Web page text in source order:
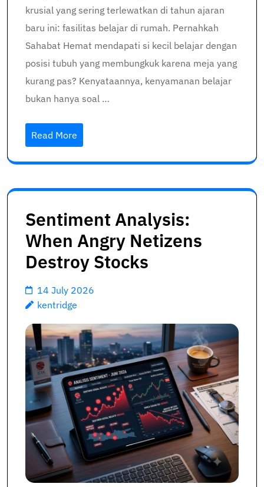
krusial yang sering terlewatkan di tahun ajaran
baru ini: fasilitas belajar di rumah. Pernahkah
Sahabat Hemat mendapati si kecil belajar dengan
posisi tubuh yang membungkuk karena meja yang
kurang pas? Kenyataannya, kenyamanan belajar
bukan hanya soal …
Read More
Sentiment Analysis:
When Angry Netizens
Destroy Stocks
14 July 2026
kentridge